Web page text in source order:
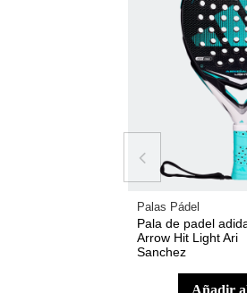
Palas Pádel
Pala de padel
Arrow Hit Light Ari
Sanchez